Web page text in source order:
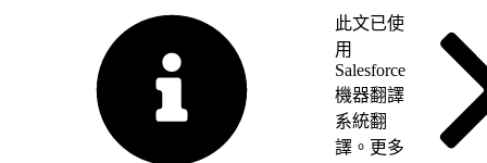
此文已使
用
Salesforce
機器翻譯
系統翻
譯。更多